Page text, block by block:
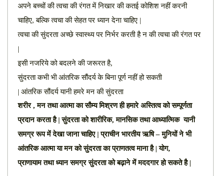
अपने बच्चों की त्वचा की रंगत में निखार की कतई कोशिश नहीं करनी
चाहिए, बल्कि त्वचा की सेहत पर ध्यान देना चाहिए |
त्वचा की सुंदरता अच्छे स्वास्थ्य पर निर्भर करती है न की त्वचा की रंगत पर
|
इसी नजरिये को बदलने की जरूरत है,
सुंदरता कभी भी आंतरिकसौंदर्य के बिना पूर्ण नहीं हो सकती
| आंतरिकसौंदर्य यानी हमरे मन की सुंदरता
शरीर , मन तथा आत्मा का सौम्य मिश्रण ही हमारे अस्तित्व को सम्पूर्णता
प्रदान करता है | सुंदरता को शारीरिक, मानसिक तथा आध्यात्मिक यानी
समग्र रूप में देखा जाना चाहिए | प्राचीन भारतीय ऋषि – मुनियों ने भी
आंतरिक आत्मा या मन को सुंदरता का प्राणतत्व माना है | योग,
प्राणायाम तथा ध्यान समग्र सुंदरता को बढ़ाने में मददगार हो सकते है |